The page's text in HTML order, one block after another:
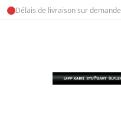
Délais de livraison sur demande